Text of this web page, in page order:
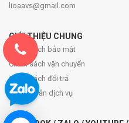
lioaavs@gmail.com
GIỚI THIỆU CHUNG
Chính sách bảo mật
Chính sách vận chuyển
Chính sách đổi trả
Điều khoản dịch vụ